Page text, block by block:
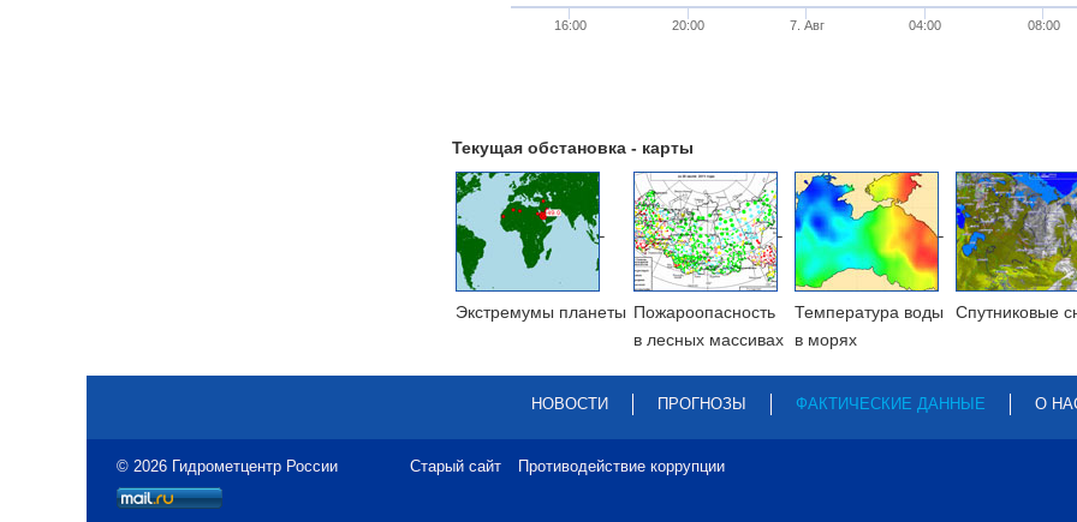
16:00 20:00 7. Авг 04:00 08:00
Текущая обстановка - карты
Экстремумы планеты Пожароопасность
в лесных массивах
Температура воды
в морях
Cпутниковые
НОВОСТИ ПРОГНОЗЫ ФАКТИЧЕСКИЕ ДАННЫЕ О
© 2026 Гидрометцентр России Старый сайт Противодействие коррупции